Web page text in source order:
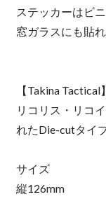
ステッカーはビ
窓ガラスにも貼
【Takina Tactical】
リコリス・リコ
れたDie-cutタイ
サイズ
縦126mm